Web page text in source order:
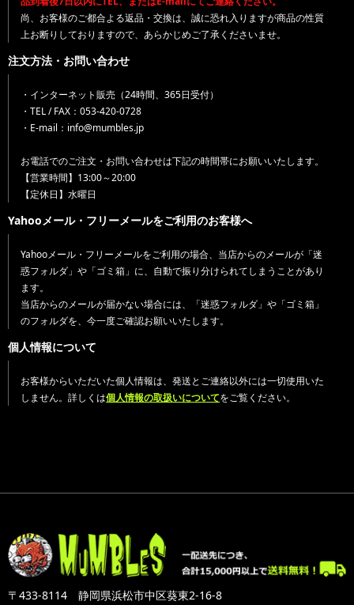
尚、お客様のご都合よる返品・交換は、誠に恐れ入りますが商品の性質
上お断りしておりますので、あらかじめご了承くださいませ。
注文方法・お問い合わせ
・インターネット販売（24時間、365日受付）
・TEL / FAX：053-420-0728
・E-mail：info@mumbles.jp
お電話でのご注文・お問い合わせは下記の時間帯にお願いいたします。
【営業時間】13:00～20:00
【定休日】水曜日
Yahooメール・フリーメールをご利用のお客様へ
Yahooメール・フリーメールをご利用の場合、当店からのメールが「迷
惑フォルダ」や「ゴミ箱」に、自動で振り分けられてしまうことがあり
ます。
当店からのメールが届かない場合には、「迷惑フォルダ」や「ゴミ箱」
のフォルダを、今一度ご確認お願いいたします。
個人情報について
お客様からいただいた個人情報は、発送とご連絡以外には一切使用いた
しません。詳しくは個人情報の取扱いについてをご覧ください。
〒433-8114 静岡県浜松市中区葵東2-16-8